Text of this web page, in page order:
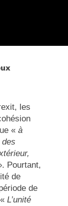
les
«à
Pourtant,
de
de
L’unité